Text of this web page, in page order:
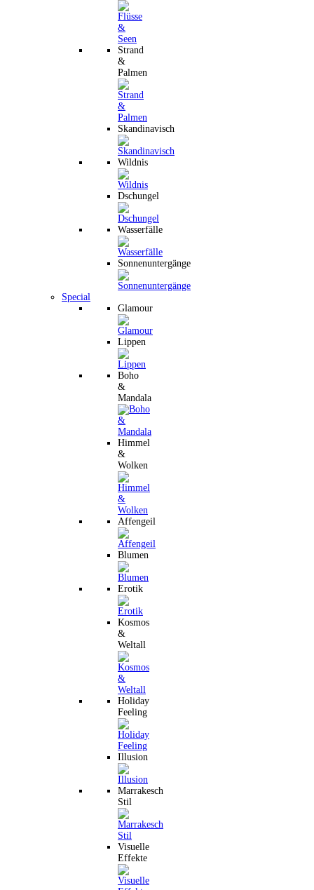
Strand
&
Palmen
Skandinavisch
Wildnis
Dschungel
Wasserfälle
Sonnenuntergänge
Special
Glamour
Lippen
Boho
&
Mandala
Himmel
&
Wolken
Affengeil
Blumen
Erotik
Kosmos
&
Weltall
Holiday
Feeling
Illusion
Marrakesch
Stil
Visuelle
Effekte